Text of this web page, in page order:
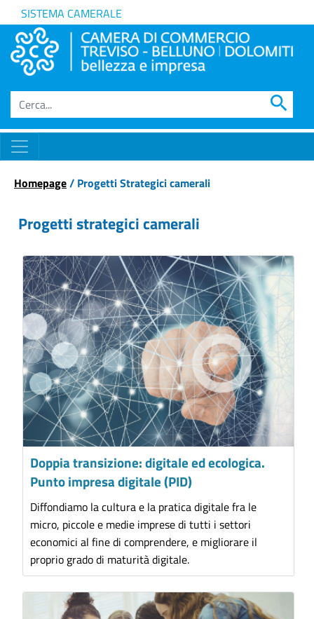
SISTEMA CAMERALE
search
Homepage/ Progetti Strategici camerali
Progetti strategici camerali
Doppia transizione: digitale ed ecologica.
Punto impresa digitale (PID)
Diffondiamo la cultura e la pratica digitale fra le
micro, piccole e medie imprese di tutti i settori
economici al fine di comprendere, e migliorare il
proprio grado di maturità digitale.